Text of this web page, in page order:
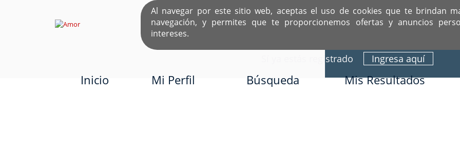
Al navegar por este sitio web, aceptas el uso de cookies que te brindan
navegación, y permites que te proporcionemos ofertas y anuncios
intereses.EL ÚNICO SITIO DEDICADO A SOLTEROS HISPANOS COMO TÚ
Ingresa aquí
Sí ya estás registrado
Inicio Mi Perfil Búsqueda Mis Resultados